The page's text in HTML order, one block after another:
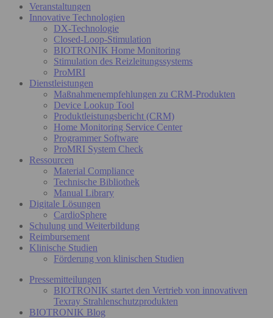
Veranstaltungen
Innovative Technologien
DX-Technologie
Closed-Loop-Stimulation
BIOTRONIK Home Monitoring
Stimulation des Reizleitungssystems
ProMRI
Dienstleistungen
Maßnahmenempfehlungen zu CRM-Produkten
Device Lookup Tool
Produktleistungsbericht (CRM)
Home Monitoring Service Center
Programmer Software
ProMRI System Check
Ressourcen
Material Compliance
Technische Bibliothek
Manual Library
Digitale Lösungen
CardioSphere
Schulung und Weiterbildung
Reimbursement
Klinische Studien
Förderung von klinischen Studien
Pressemitteilungen
BIOTRONIK startet den Vertrieb von innovativen
Texray Strahlenschutzprodukten
BIOTRONIK Blog